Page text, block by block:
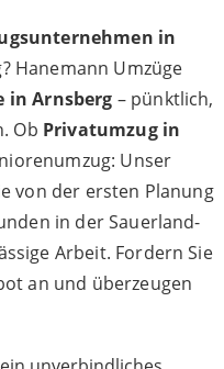
in
Hanemann Umzüge
in Arnsberg – pünktlich,
Ob Privatumzug in
Unser
von der ersten Planung
in der Sauerland-
Arbeit. Fordern Sie
an und überzeugen